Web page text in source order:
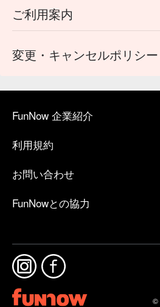
ご利用案内
変更・キャンセルポリシー
FunNow 企業紹介
利用規約
お問い合わせ
FunNowとの協力
©